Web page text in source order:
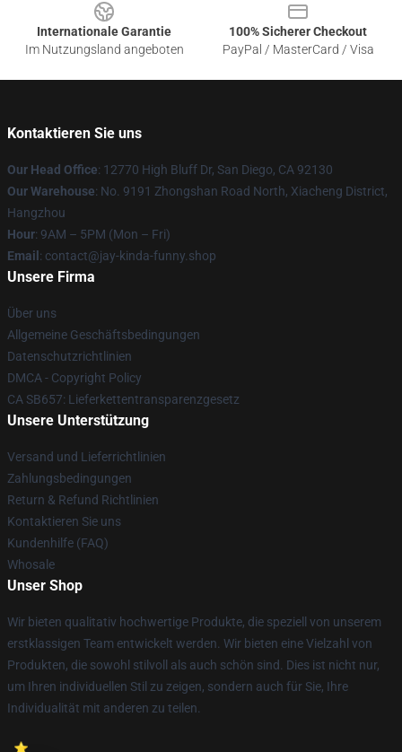
Internationale Garantie
Im Nutzungsland angeboten
100% Sicherer Checkout
PayPal / MasterCard / Visa
Kontaktieren Sie uns
Our Head Office: 12770 High Bluff Dr, San Diego, CA 92130
Our Warehouse: No. 9191 Zhongshan Road North, Xiacheng District,
Hangzhou
Hour: 9AM – 5PM (Mon – Fri)
Email : contact@jay-kinda-funny.shop
Unsere Firma
Über uns
Allgemeine Geschäftsbedingungen
Datenschutzrichtlinien
DMCA - Copyright Policy
CA SB657: Lieferkettentransparenzgesetz
Unsere Unterstützung
Versand und Lieferrichtlinien
Zahlungsbedingungen
Return & Refund Richtlinien
Kontaktieren Sie uns
Kundenhilfe (FAQ)
Whosale
Unser Shop
Wir bieten qualitativ hochwertige Produkte, die speziell von unserem
erstklassigen Team entwickelt werden. Wir bieten eine Vielzahl von
Produkten, die sowohl stilvoll als auch schön sind. Dies ist nicht nur,
um Ihren individuellen Stil zu zeigen, sondern auch für Sie, Ihre
Individualität mit anderen zu teilen.